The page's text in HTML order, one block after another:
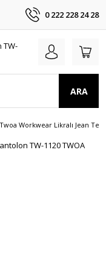
0 222 228 24 28
ARA
Twoa Workwear Likralı Jean